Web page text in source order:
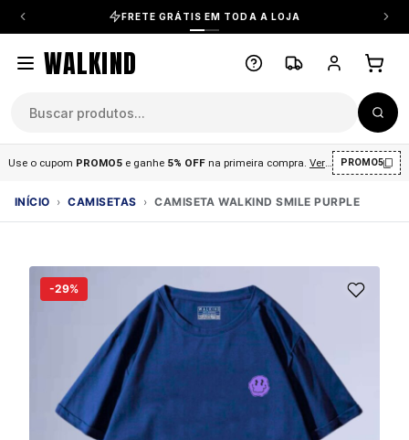
FRETE GRÁTIS EM TODA A LOJA
WALKIND
Use o cupom PROMO5 e ganhe 5% OFF na primeira compra Ver condições .
PROMO5
INÍCIO › CAMISETAS › CAMISETA WALKIND SMILE PURPLE
-29%